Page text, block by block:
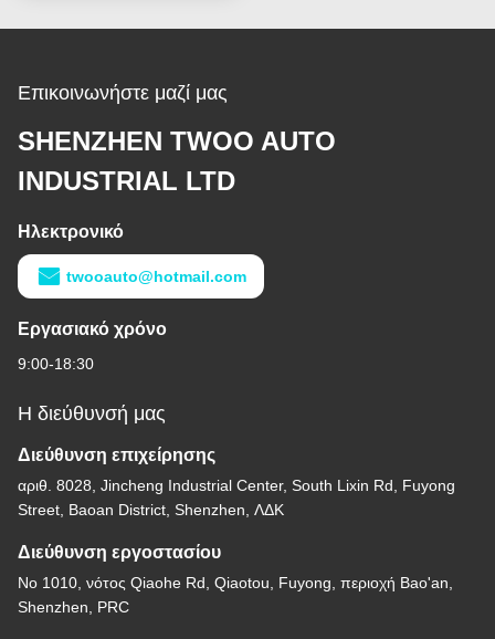
Επικοινωνήστε μαζί μας
SHENZHEN TWOO AUTO
INDUSTRIAL LTD
Ηλεκτρονικό
twooauto@hotmail.com
Εργασιακό χρόνο
9:00-18:30
Η διεύθυνσή μας
Διεύθυνση επιχείρησης
αριθ. 8028, Jincheng Industrial Center, South Lixin Rd, Fuyong
Street, Baoan District, Shenzhen, ΛΔΚ
Διεύθυνση εργοστασίου
Νο 1010, νότος Qiaohe Rd, Qiaotou, Fuyong, περιοχή Bao'an,
Shenzhen, PRC